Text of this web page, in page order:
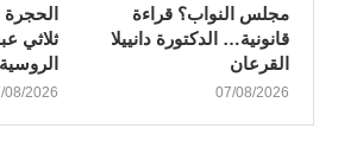
مجلس النواب؟ قراءة
قانونية… الدكتورة دانييلا
القرعان
07/08/2026
الحجرة
ثلاثي
الروسية
08/2026